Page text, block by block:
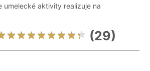
umelecké aktivity realizuje na
(29)